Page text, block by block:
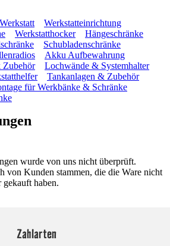
Werkstatteinrichtung
Werkstatthocker
Hängeschränke
Schubladenschränke
Akku Aufbewahrung
Zubehör
Lochwände & Systemhalter
Tankanlagen & Zubehör
für Werkbänke & Schränke
wurde von uns nicht überprüft.
von Kunden stammen, die die Ware nicht
haben.
Zahlarten